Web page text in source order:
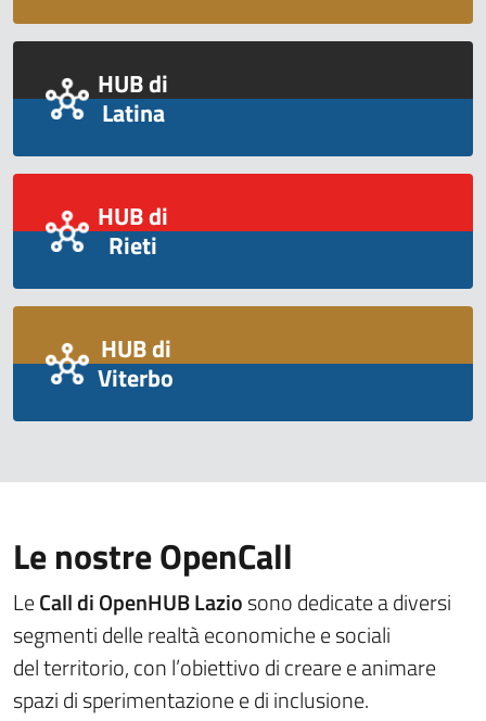
HUB di
Latina
HUB di
Rieti
HUB di
Viterbo
Le nostre OpenCall
LeCall di OpenHUB Laziosono dedicate a diversi
segmenti delle realtà economiche e sociali
del territorio, con l’obiettivo di creare e animare
spazi di sperimentazione e di inclusione.